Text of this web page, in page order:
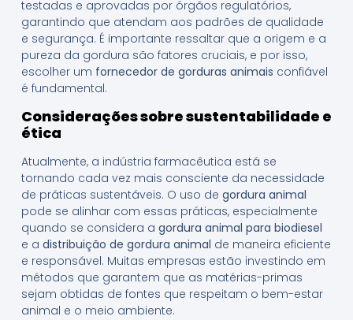
testadas e aprovadas por órgãos regulatórios,
garantindo que atendam aos padrões de qualidade
e segurança. É importante ressaltar que a origem e a
pureza da gordura são fatores cruciais, e por isso,
escolher um fornecedor de gorduras animais confiável
é fundamental.
Considerações sobre sustentabilidade e
ética
Atualmente, a indústria farmacêutica está se
tornando cada vez mais consciente da necessidade
de práticas sustentáveis. O uso de gordura animal
pode se alinhar com essas práticas, especialmente
quando se considera a gordura animal para biodiesel
e a distribuição de gordura animal de maneira eficiente
e responsável. Muitas empresas estão investindo em
métodos que garantem que as matérias-primas
sejam obtidas de fontes que respeitam o bem-estar
animal e o meio ambiente.